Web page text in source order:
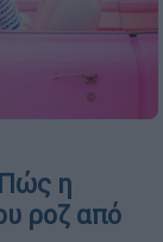
Πώς η
ροζ από